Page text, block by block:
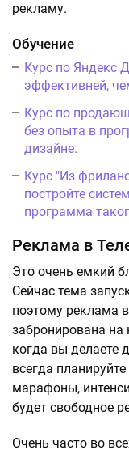
рекламу.
Обучение
Курс по Яндекс
эффективней,
Курс по
без опыта в
дизайне.
Курс "Из
постройте
программа
Реклама в
Это очень емкий
Сейчас тема
поэтому реклама
забронирована на
когда вы делаете
всегда
марафоны,
будет свободное
Очень часто во